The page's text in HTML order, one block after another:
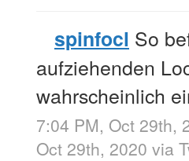
spinfocl So
aufziehenden
wahrscheinlich
7:04 PM, Oct 29th,
Oct 29th, 2020 via